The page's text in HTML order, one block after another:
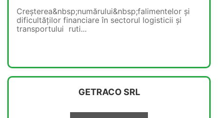
Creșterea&nbsp;numărului&nbsp;falimentelor și
dificultăților financiare în sectorul logisticii și
transportului ruti...
GETRACO SRL